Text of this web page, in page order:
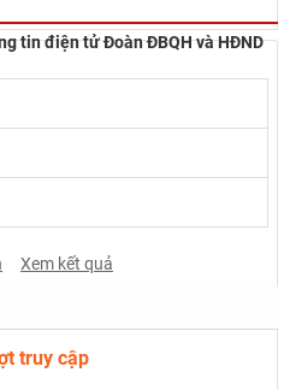
tin điện tử Đoàn ĐBQH và HĐND
Xem kết quả
truy cập